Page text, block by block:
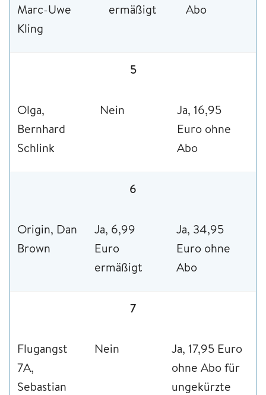
Marc-Uwe
Kling
ermäßigt
Abo
5
Olga,
Bernhard
Schlink
Nein
Ja, 16,95
Euro ohne
Abo
6
Origin, Dan
Brown
Ja, 6,99
Euro
ermäßigt
Ja, 34,95
Euro ohne
Abo
7
Flugangst
7A,
Sebastian
Nein
Ja, 17,95 Euro
ohne Abo für
ungekürzte